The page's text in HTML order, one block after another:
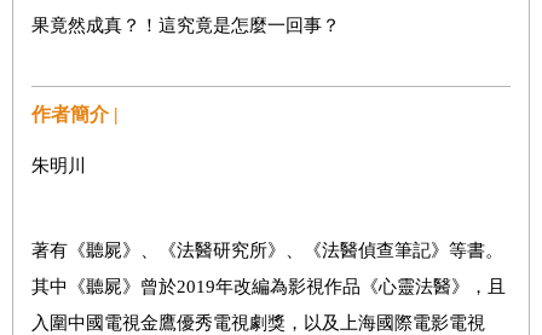
果竟然成真？！這究竟是怎麼一回事？
作者簡介 |
朱明川
著有《聽屍》、《法醫研究所》、《法醫偵查筆記》等書。
其中《聽屍》曾於2019年改編為影視作品《心靈法醫》，且
入圍中國電視金鷹優秀電視劇獎，以及上海國際電影電視